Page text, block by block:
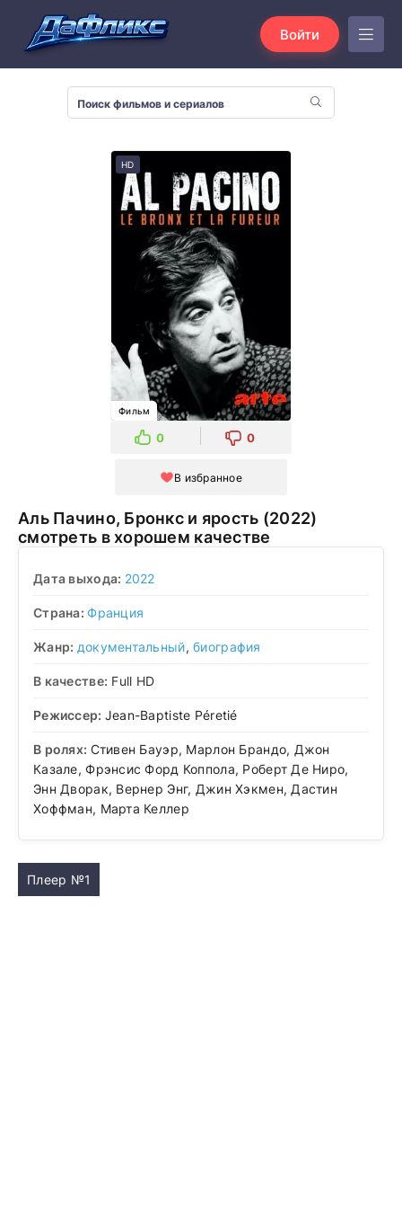
Войти
HD
Фильм
0 0
В избранное
Аль Пачино, Бронкс и ярость (2022)
смотреть в хорошем качестве
Дата выхода: 2022
Страна:Франция
Жанр: документальный,биография
В качестве: Full HD
Режиссер: Jean-Baptiste Péretié
В ролях: Стивен Бауэр, Марлон Брандо, Джон
Казале, Фрэнсис Форд Коппола, Роберт Де Ниро,
Энн Дворак, Вернер Энг, Джин Хэкмен, Дастин
Хоффман, Марта Келлер
Плеер №1